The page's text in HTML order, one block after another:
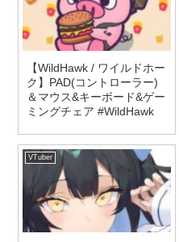
【WildHawk / ワイルドホー
ク】PAD(コントローラー)
＆マウス&キーボード&ゲー
ミングチェア #WildHawk
VTuber